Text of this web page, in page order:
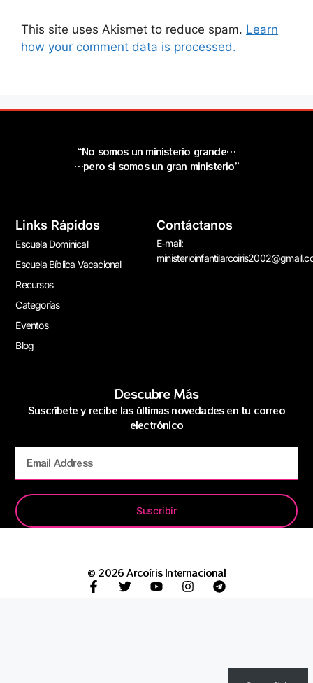
This site uses Akismet to reduce spam. Learn
how your comment data is processed.
“No somos un ministerio grande…
…pero si somos un gran ministerio”
Links Rápidos
Escuela Dominical
Escuela Bíblica Vacacional
Recursos
Categorías
Eventos
Blog
Contáctanos
E-mail:
Descubre Más
Suscríbete y recibe las últimas novedades en tu correo
electrónico
Suscribir
© 2026 Arcoíris Internacional